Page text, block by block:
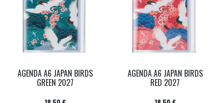
AGENDA A6 JAPAN BIRDS
GREEN 2027
AGENDA A6 JAPAN BIRDS
RED 2027